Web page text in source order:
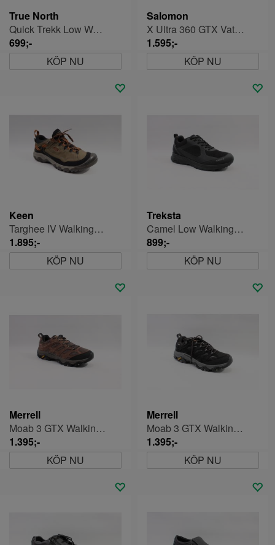
True North
Quick Trekk Low Walkingsko Herr
699;-
KÖP NU
Salomon
X Ultra 360 GTX Vattentät Walkingsko Herr
1.595;-
KÖP NU
Keen
Targhee IV Walkingsko Herr
1.895;-
KÖP NU
Treksta
Camel Low Walkingskor Herr
899;-
KÖP NU
Merrell
Moab 3 GTX Walkingsko Herr
1.395;-
KÖP NU
Merrell
Moab 3 GTX Walkingsko Herr
1.395;-
KÖP NU